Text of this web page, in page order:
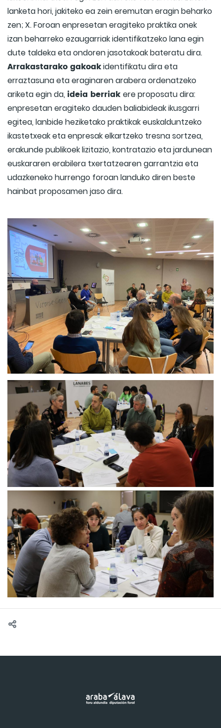
lanketa hori, jakiteko ea zein eremutan eragin beharko
zen; X. Foroan enpresetan eragiteko praktika onek
izan beharreko ezaugarriak identifikatzeko lana egin
dute taldeka eta ondoren jasotakoak bateratu dira.
Arrakastarako gakoakidentifikatu dira eta
erraztasuna eta eraginaren arabera ordenatzeko
ariketa egin da, ideia berriak ere proposatu dira:
enpresetan eragiteko dauden baliabideak ikusgarri
egitea, lanbide heziketako praktikak euskalduntzeko
ikastetxeak eta enpresak elkartzeko tresna sortzea,
erakunde publikoek lizitazio, kontratazio eta jardunean
euskararen erabilera txertatzearen garrantzia eta
udazkeneko hurrengo foroan landuko diren beste
hainbat proposamen jaso dira.